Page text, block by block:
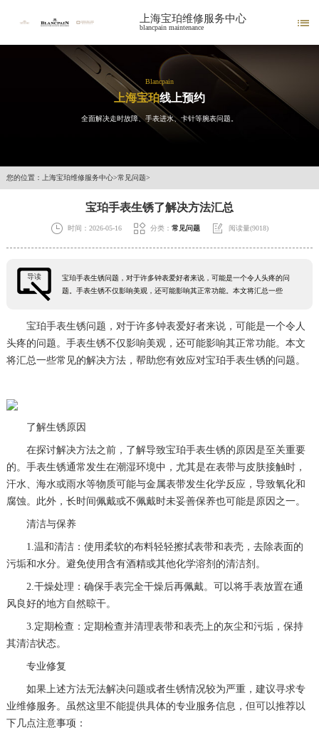
上海宝珀维修服务中心
blancpain maintenance 
Blancpain
上海宝珀线上预约
全面解决走时故障、手表进水、卡针等腕表问题。
您的位置： 上海宝珀维修服务中心>常见问题>
宝珀手表生锈了解决方法汇总
 时间：2026-05-16  分类： 常见问题  阅读量(9018)
导读
宝珀手表生锈问题，对于许多钟表爱好者来说，可能是一个令人头疼的问
题。手表生锈不仅影响美观，还可能影响其正常功能。本文将汇总一些
宝珀手表生锈问题，对于许多钟表爱好者来说，可能是一个令人
头疼的问题。手表生锈不仅影响美观，还可能影响其正常功能。本文
将汇总一些常见的解决方法，帮助您有效应对宝珀手表生锈的问题。
了解生锈原因
在探讨解决方法之前，了解导致宝珀手表生锈的原因是至关重要
的。手表生锈通常发生在潮湿环境中，尤其是在表带与皮肤接触时，
汗水、海水或雨水等物质可能与金属表带发生化学反应，导致氧化和
腐蚀。此外，长时间佩戴或不佩戴时未妥善保养也可能是原因之一。
清洁与保养
1.温和清洁：使用柔软的布料轻轻擦拭表带和表壳，去除表面的
污垢和水分。避免使用含有酒精或其他化学溶剂的清洁剂。
2.干燥处理：确保手表完全干燥后再佩戴。可以将手表放置在通
风良好的地方自然晾干。
3.定期检查：定期检查并清理表带和表壳上的灰尘和污垢，保持
其清洁状态。
专业修复
如果上述方法无法解决问题或者生锈情况较为严重，建议寻求专
业维修服务。虽然这里不能提供具体的专业服务信息，但可以推荐以
下几点注意事项：